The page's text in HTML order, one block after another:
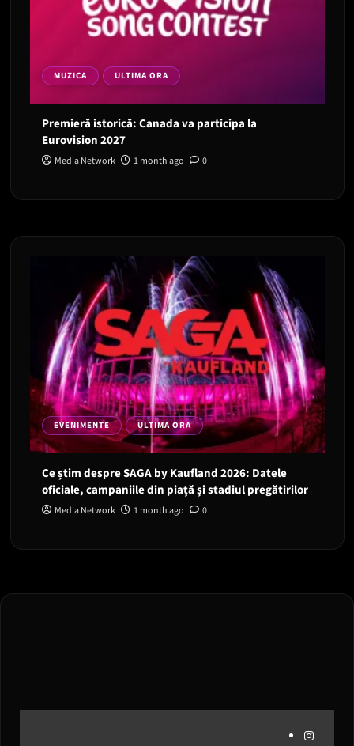
MUZICA ULTIMA ORA
Premieră istorică: Canada va participa la
Eurovision 2027
Media Network 1 month ago 0
EVENIMENTE ULTIMA ORA
Ce știm despre SAGA by Kaufland 2026: Datele
oficiale, campaniile din piață și stadiul pregătirilor
Media Network 1 month ago 0
Instagram